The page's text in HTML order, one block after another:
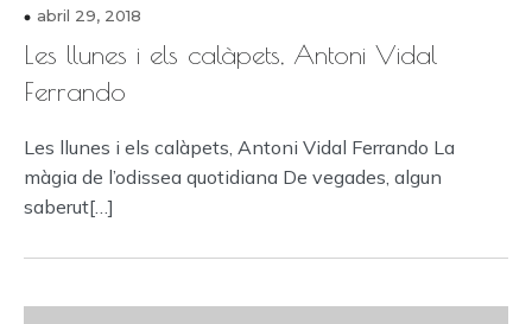
abril 29, 2018
Les llunes i els calàpets, Antoni Vidal
Ferrando
Les llunes i els calàpets, Antoni Vidal Ferrando La
màgia de l’odissea quotidiana De vegades, algun
saberut[…]